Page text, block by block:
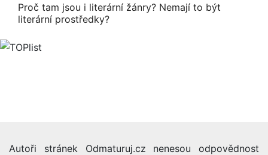
Proč tam jsou i literární žánry? Nemají to být
literární prostředky?
Autoři stránek Odmaturuj.cz nenesou odpovědnost